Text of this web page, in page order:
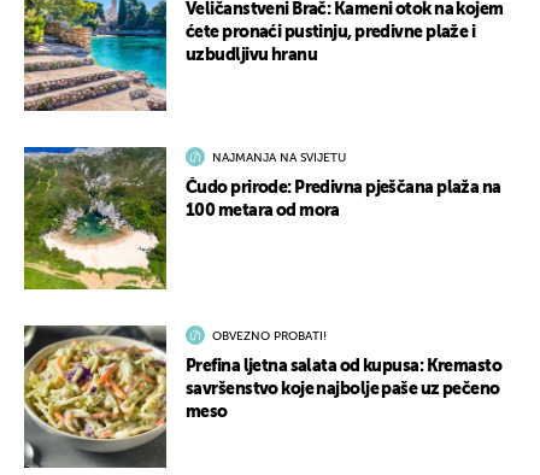
Veličanstveni Brač: Kameni otok na kojem
ćete pronaći pustinju, predivne plaže i
uzbudljivu hranu
NAJMANJA NA SVIJETU
Čudo prirode: Predivna pješčana plaža na
100 metara od mora
OBVEZNO PROBATI!
Prefina ljetna salata od kupusa: Kremasto
savršenstvo koje najbolje paše uz pečeno
meso